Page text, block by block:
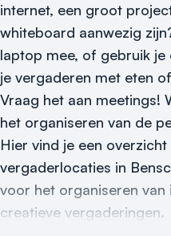
Nieuws
Reviews (5⭐️)
Contact
internet, een groot
whiteboard aanwezig
laptop mee, of gebruik je
je vergaderen met eten
Vraag het aan meetings!
het organiseren van de
Hier vind je een overzicht
vergaderlocaties in
voor het organiseren van
creatieve vergaderingen.